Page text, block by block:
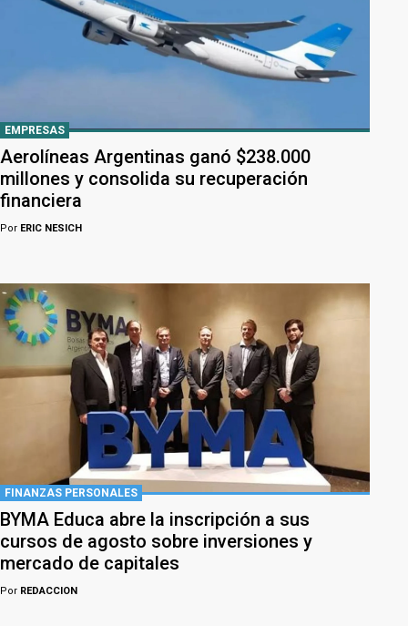
EMPRESAS
Aerolíneas Argentinas ganó $238.000
millones y consolida su recuperación
financiera
Por ERIC NESICH
FINANZAS PERSONALES
BYMA Educa abre la inscripción a sus
cursos de agosto sobre inversiones y
mercado de capitales
Por REDACCION